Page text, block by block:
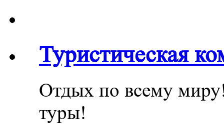
Туристическая
Отдых по всему
туры!